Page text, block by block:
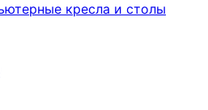
кресла и столы